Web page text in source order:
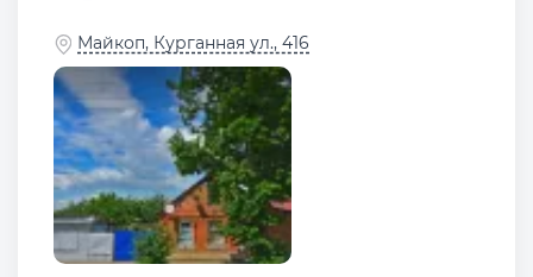
Майкоп, Курганная ул., 416